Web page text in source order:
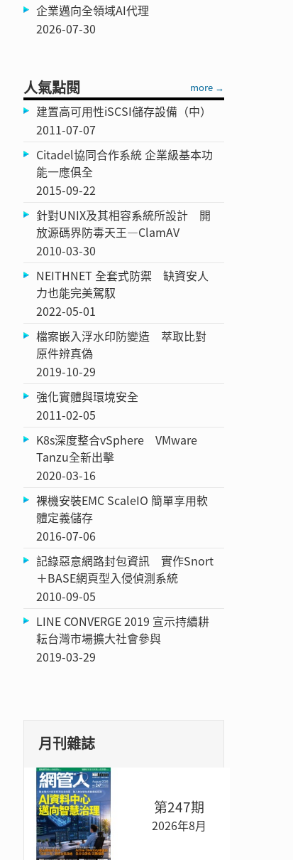
企業邁向全領域AI代理
2026-07-30
人氣點閱 more →
建置高可用性iSCSI儲存設備（中）
2011-07-07
Citadel協同合作系統 企業級基本功
能一應俱全
2015-09-22
針對UNIX及其相容系統所設計 開
放源碼界防毒天王—ClamAV
2010-03-30
NEITHNET 全套式防禦 缺資安人
力也能完美駕馭
2022-05-01
檔案嵌入浮水印防變造 萃取比對
原件辨真偽
2019-10-29
強化實體與環境安全
2011-02-05
K8s深度整合vSphere VMware
Tanzu全新出擊
2020-03-16
裸機安裝EMC ScaleIO 簡單享用軟
體定義儲存
2016-07-06
記錄惡意網路封包資訊 實作Snort
＋BASE網頁型入侵偵測系統
2010-09-05
LINE CONVERGE 2019 宣示持續耕
耘台灣市場擴大社會參與
2019-03-29
月刊雜誌
第247期
2026年8月